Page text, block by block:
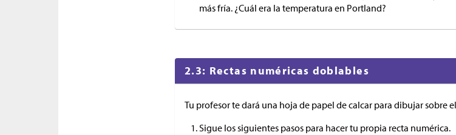
más fría. ¿Cuál era la temperatura en Portland?
2.3: Rectas numéricas doblables
Tu profesor te dará una hoja de papel de calcar para dibujar sobre
Sigue los siguientes pasos para hacer tu propia recta numérica.